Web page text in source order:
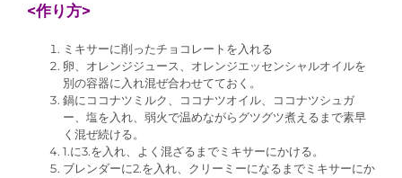
<作り方>
ミキサーに削ったチョコレートを入れる
卵、オレンジジュース、オレンジエッセンシャルオイルを
別の容器に入れ混ぜ合わせてておく。
鍋にココナツミルク、ココナツオイル、ココナツシュガ
ー、塩を入れ、弱火で温めながらグツグツ煮えるまで素早
く混ぜ続ける。
1.に3.を入れ、よく混ざるまでミキサーにかける。
ブレンダーに2.を入れ、クリーミーになるまでミキサーにか